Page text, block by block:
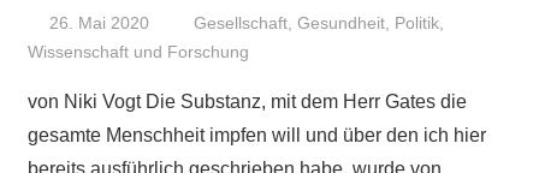
26. Mai 2020 Niki Vogt
Gesellschaft ,Gesundheit Politik
Wissenschaft und Forschung
von Niki Vogt Die Substanz, mit dem Herr Gates die
gesamte Menschheit impfen will und über den ich hier
bereits ausführlich geschrieben habe, wurde von